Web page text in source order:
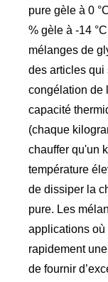
pure gèle à 0
% gèle à -14
mélanges de
des articles qui
congélation de
capacité
(chaque
chauffer qu'un
température
de dissiper la
pure. Les
applications
rapidement
de fournir